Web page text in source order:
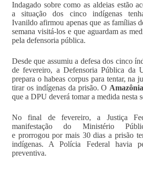
Indagado sobre como as aldeias estão
a situação dos cinco indígenas
Ivanildo afirmou apenas que as famílias
semana visitá-los e que aguardam as
pela defensoria pública.
Desde que assumiu a defesa dos cinco
de fevereiro, a Defensoria Pública da
prepara o habeas corpus para tentar, na
tirar os indígenas da prisão. O
que a DPU deverá tomar a medida nesta
No final de fevereiro, a Justiça
manifestação do Ministério
e prorrogou por mais 30 dias a prisão
indígenas. A Polícia Federal havia
preventiva.